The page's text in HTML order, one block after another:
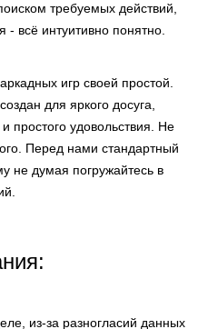
требуемых действий,
- всё интуитивно понятно.
игр своей простой.
для яркого досуга,
простого удовольствия. Не
Перед нами стандартный
не думая погружайтесь в
из-за разногласий данных